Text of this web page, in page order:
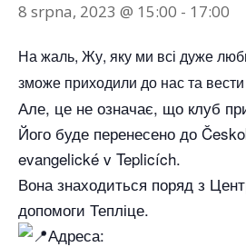
8 srpna, 2023 @ 15:00 - 17:00
На жаль, Жу, яку ми всі дуже
зможе приходили до нас та вести
Але, це не означає, що клуб
Його буде перенесено до
evangelické v Teplicích.
Вона знаходиться поряд з
допомоги Тепліце.
Адреса: